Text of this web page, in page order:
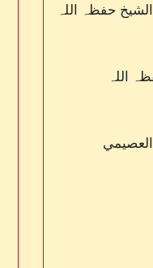
حفظہ اللہ
اللہ